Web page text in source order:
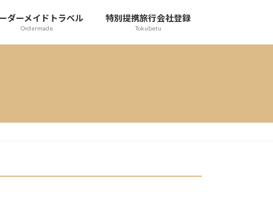
ダーメイドトラベル
Ordermade
特別提携旅行会社登録
Tokubetu